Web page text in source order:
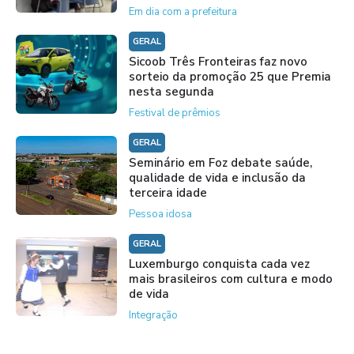
Em dia com a prefeitura
GERAL
Sicoob Três Fronteiras faz novo
sorteio da promoção 25 que Premia
nesta segunda
Festival de prêmios
GERAL
Seminário em Foz debate saúde,
qualidade de vida e inclusão da
terceira idade
Pessoa idosa
GERAL
Luxemburgo conquista cada vez
mais brasileiros com cultura e modo
de vida
Integração